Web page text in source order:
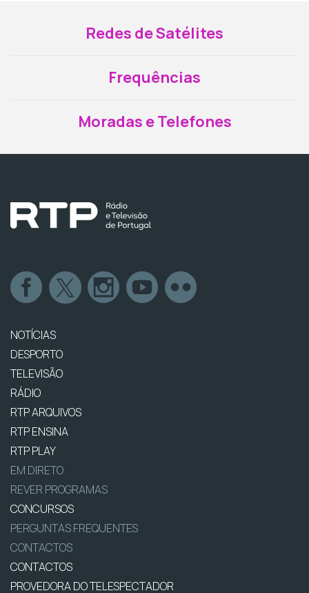
Redes de Satélites
Frequências
Moradas e Telefones
NOTÍCIAS
DESPORTO
TELEVISÃO
RÁDIO
RTP ARQUIVOS
RTP ENSINA
RTP PLAY
EM DIRETO
REVER PROGRAMAS
CONCURSOS
PERGUNTAS FREQUENTES
CONTACTOS
CONTACTOS
PROVEDORA DO TELESPECTADOR